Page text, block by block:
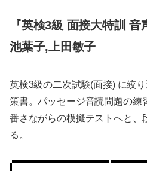
『英検3級 面接大特訓
池葉子,上田敏子
英検3級の二次試験(面接) に絞
策書。パッセージ音読問題の練
番さながらの模擬テストへと、
る。